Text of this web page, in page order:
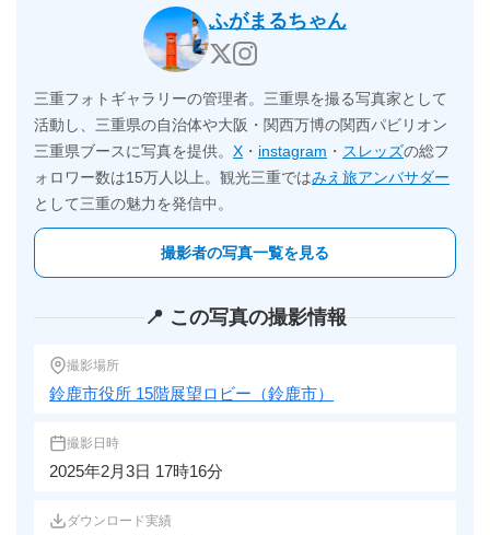
ふがまるちゃん
三重フォトギャラリーの管理者。三重県を撮る写真家として
活動し、三重県の自治体や大阪・関西万博の関西パビリオン
三重県ブースに写真を提供。 X ・ instagram ・ スレッズの総フ
ォロワー数は15万人以上。観光三重ではみえ旅アンバサダー
として三重の魅力を発信中。
撮影者の写真一覧を見る
📍 この写真の撮影情報
撮影場所
鈴鹿市役所 15階展望ロビー（鈴鹿市）
撮影日時
2025年2月3日 17時16分
ダウンロード実績